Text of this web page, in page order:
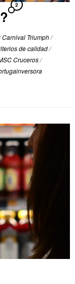
2
Carnival Triumph/
de calidad/
Cruceros/